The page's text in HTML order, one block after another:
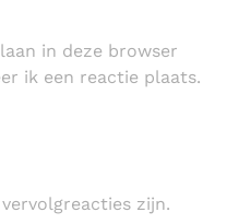
in deze browser
ik een reactie plaats.
zijn.